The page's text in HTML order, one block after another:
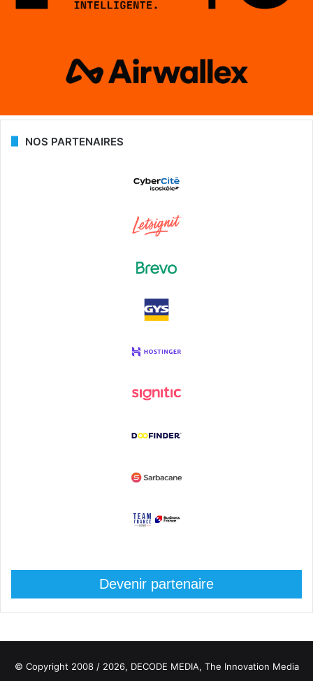
NOS PARTENAIRES
Devenir partenaire
© Copyright 2008 / 2026, DECODE MEDIA, The Innovation Media